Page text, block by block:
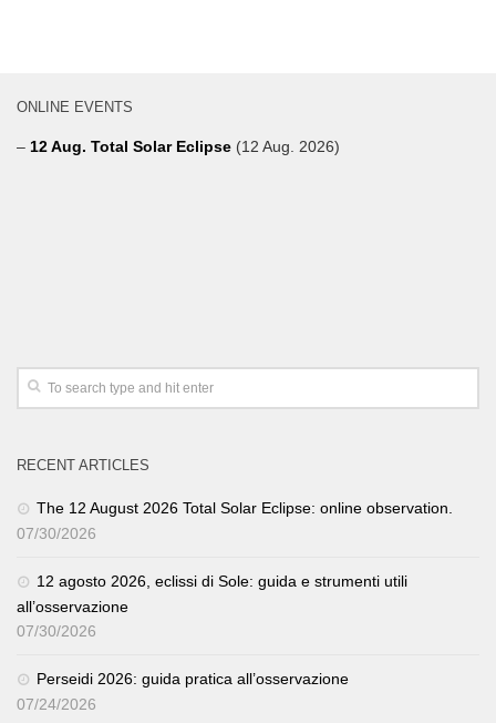
ONLINE EVENTS
– 12 Aug. Total Solar Eclipse (12 Aug. 2026)
RECENT ARTICLES
The 12 August 2026 Total Solar Eclipse: online observation.
07/30/2026
12 agosto 2026, eclissi di Sole: guida e strumenti utili
all’osservazione
07/30/2026
Perseidi 2026: guida pratica all’osservazione
07/24/2026